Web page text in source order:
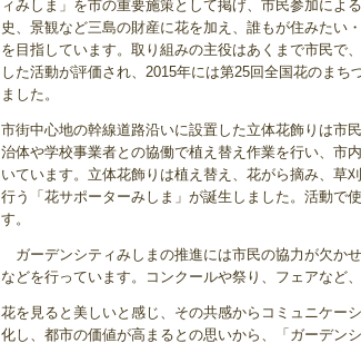
ィみしま」を市の重要施策として掲げ、市民参加によ
史、景観など三島の財産に花を加え、誰もが住みたい
を目指しています。取り組みの主役はあくまで市民で
した活動が評価され、2015年には第25回全国花のま
ました。
市街中心地の幹線道路沿いに設置した立体花飾りは市
治体や学校事業者との協働で植え替え作業を行い、市
いています。立体花飾りは植え替え、花がら摘み、草
行う「花サポーターみしま」が誕生しました。活動で
す。
ガーデンシティみしまの推進には市民の協力が欠か
などを行っています。コンクールや祭り、フェアなど
花を見ると美しいと感じ、その共感からコミュニケー
化し、都市の価値が高まるとの思いから、「ガーデン